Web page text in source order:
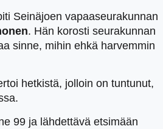
Seinäjoen vapaaseurakunnan
. Hän korosti seurakunnan
sinne, mihin ehkä harvemmin
hetkistä, jolloin on tuntunut,
99 ja lähdettävä etsimään